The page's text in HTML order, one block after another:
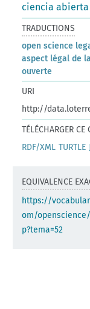
ciencia abierta
TRADUCTIONS
open science
aspect légal de
ouverte
URI
http://
TÉLÉCHARGER CE
RDF/XML TURTLE
EQUIVALENCE
https://
om/
p?tema=52